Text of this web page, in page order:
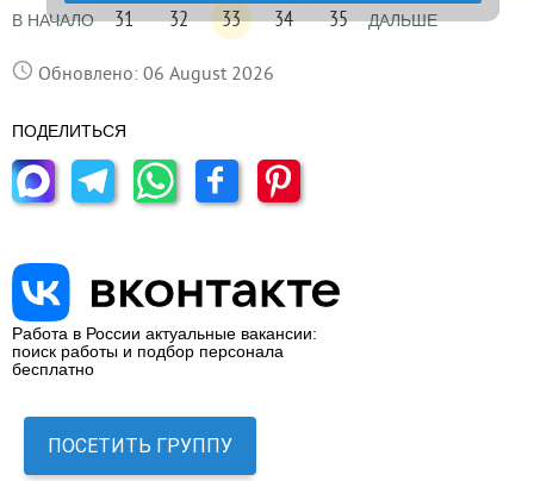
В НАЧАЛО 31 32 33 34 35 ДАЛЬШЕ
Обновлено: 06 August 2026
ПОДЕЛИТЬСЯ
Работа в России актуальные вакансии:
поиск работы и подбор персонала
бесплатно
ПОСЕТИТЬ ГРУППУ